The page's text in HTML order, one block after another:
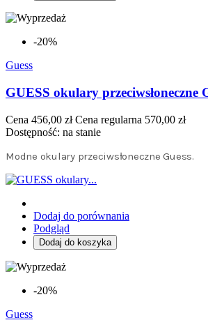
-20%
Guess
GUESS okulary przeciwsłoneczne
Cena 456,00 zł Cena regularna 570,00 zł
Dostępność: na stanie
Modne okulary przeciwsłoneczne Guess.
Dodaj do porównania
Podgląd
Dodaj do koszyka
-20%
Guess